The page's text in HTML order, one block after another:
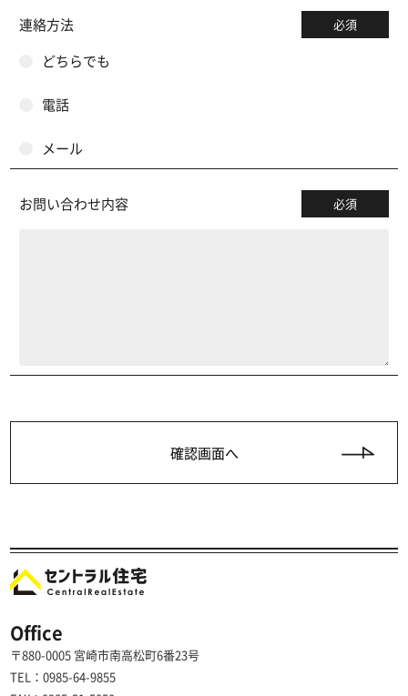
連絡方法 必須
どちらでも
電話
メール
お問い合わせ内容 必須
Office
〒880-0005 宮崎市南高松町6番23号
TEL：0985-64-9855